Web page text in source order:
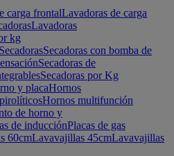
carga frontalLavadoras de carga
Lavadoras
kg
Secadoras con bomba de
Secadoras de
Secadoras por Kg
y placaHornos
Hornos multifunción
de horno y
de inducciónPlacas de gas
60cmLavavajillas 45cmLavavajillas